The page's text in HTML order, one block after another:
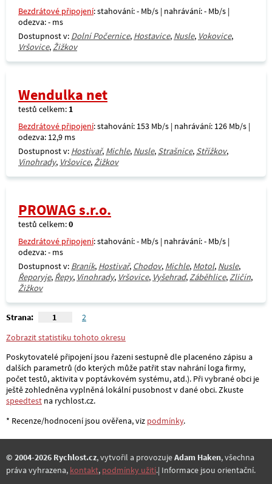
Bezdrátové připojení: stahování: - Mb/s | nahrávání: - Mb/s |
odezva: - ms
Dostupnost v: Dolní Počernice, Hostavice, Nusle, Vokovice,
Vršovice,Žižkov
Wendulka net
testů celkem: 1
Bezdrátové připojení: stahování: 153 Mb/s | nahrávání: 126 Mb/s |
odezva: 12,9 ms
Dostupnost v: Hostivař, Michle, Nusle, Strašnice, Střížkov,
Vinohrady, Vršovice,Žižkov
PROWAG s.r.o.
testů celkem:0
Bezdrátové připojení: stahování: - Mb/s | nahrávání: - Mb/s |
odezva: - ms
Dostupnost v: Braník, Hostivař, Chodov, Michle, Motol, Nusle,
Řeporyje, Řepy, Vinohrady, Vršovice, Vyšehrad,Záběhlice,Zličín,
Žižkov
Strana: 1
2
Zobrazit statistiku tohoto okresu
Poskytovatelé připojení jsou řazeni sestupně dle placenéno zápisu a
dalších parametrů (do kterých může patřit stav nahrání loga firmy,
počet testů, aktivita v poptávkovém systému, atd.). Při vybrané obci je
ještě zohledněna vyplněná lokální pusobnost v dané obci. Zkuste
speedtest na rychlost.cz.
* Recenze/hodnocení jsou ověřena, viz podmínky.
© 2004-2026 Rychlost.cz, vytvořil a provozujeAdam Haken, všechna
práva vyhrazena, kontakt, podmínky užití.| Informace jsou orientační.